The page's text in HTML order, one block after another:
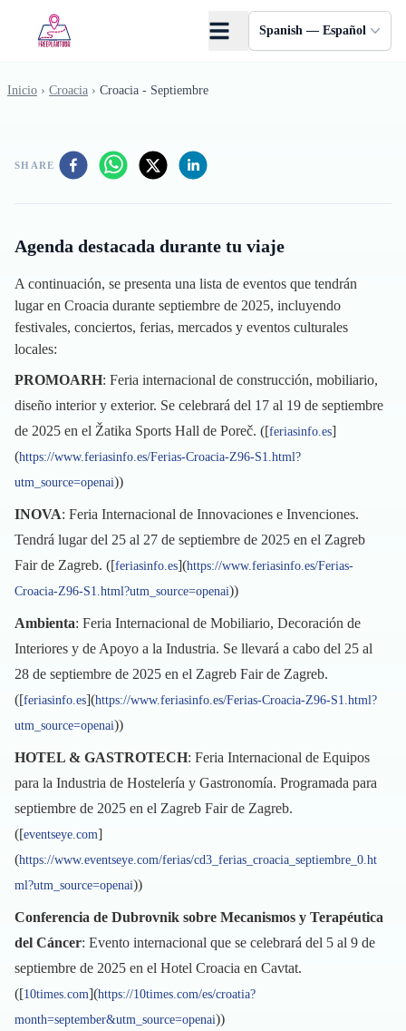
Spanish — Español
Inicio › Croacia › Croacia - Septiembre
SHARE
Agenda destacada durante tu viaje
A continuación, se presenta una lista de eventos que tendrán
lugar en Croacia durante septiembre de 2025, incluyendo
festivales, conciertos, ferias, mercados y eventos culturales
locales:
PROMOARH: Feria internacional de construcción, mobiliario,
diseño interior y exterior. Se celebrará del 17 al 19 de septiembre
de 2025 en el Žatika Sports Hall de Poreč. ([feriasinfo.es]
(https://www.feriasinfo.es/Ferias-Croacia-Z96-S1.html?
utm_source=openai))
INOVA: Feria Internacional de Innovaciones e Invenciones.
Tendrá lugar del 25 al 27 de septiembre de 2025 en el Zagreb
Fair de Zagreb. ([feriasinfo.es](https://www.feriasinfo.es/Ferias-
Croacia-Z96-S1.html?utm_source=openai))
Ambienta: Feria Internacional de Mobiliario, Decoración de
Interiores y de Apoyo a la Industria. Se llevará a cabo del 25 al
28 de septiembre de 2025 en el Zagreb Fair de Zagreb.
([feriasinfo.es](https://www.feriasinfo.es/Ferias-Croacia-Z96-S1.html?
utm_source=openai))
HOTEL & GASTROTECH: Feria Internacional de Equipos
para la Industria de Hostelería y Gastronomía. Programada para
septiembre de 2025 en el Zagreb Fair de Zagreb.
([eventseye.com]
(https://www.eventseye.com/ferias/cd3_ferias_croacia_septiembre_0.ht
ml?utm_source=openai))
Conferencia de Dubrovnik sobre Mecanismos y Terapéutica
del Cáncer: Evento internacional que se celebrará del 5 al 9 de
septiembre de 2025 en el Hotel Croacia en Cavtat.
([10times.com](https://10times.com/es/croatia?
month=september&utm_source=openai))